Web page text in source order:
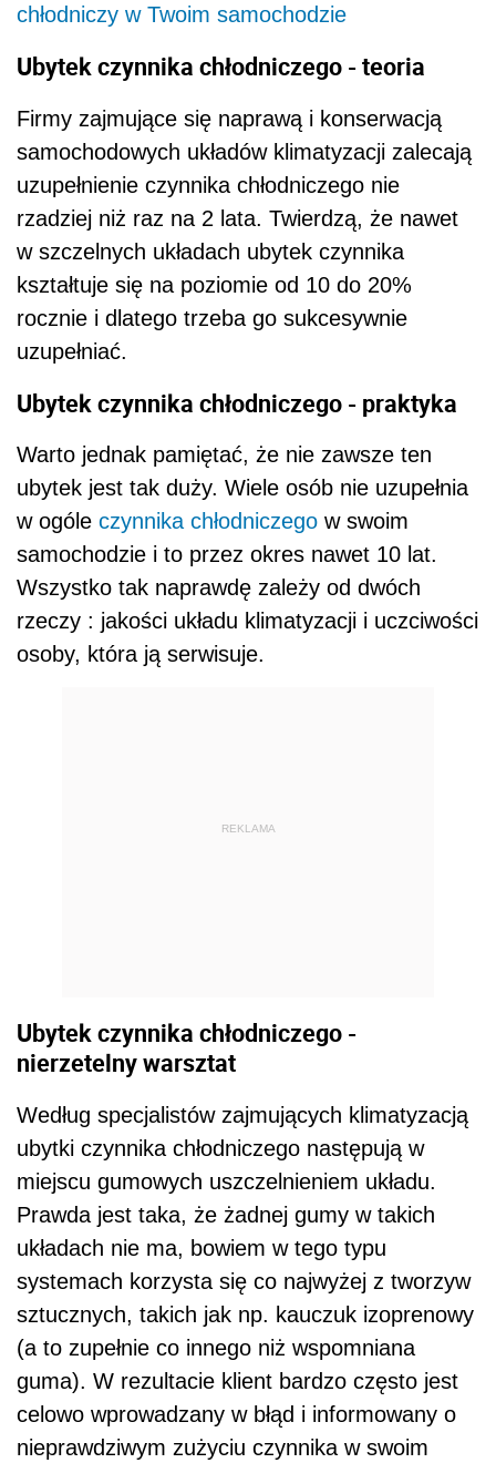
chłodniczy w Twoim samochodzie
Ubytek czynnika chłodniczego - teoria
Firmy zajmujące się naprawą i konserwacją
samochodowych układów klimatyzacji zalecają
uzupełnienie czynnika chłodniczego nie
rzadziej niż raz na 2 lata. Twierdzą, że nawet
w szczelnych układach ubytek czynnika
kształtuje się na poziomie od 10 do 20%
rocznie i dlatego trzeba go sukcesywnie
uzupełniać.
Ubytek czynnika chłodniczego - praktyka
Warto jednak pamiętać, że nie zawsze ten
ubytek jest tak duży. Wiele osób nie uzupełnia
w ogóle czynnika chłodniczego w swoim
samochodzie i to przez okres nawet 10 lat.
Wszystko tak naprawdę zależy od dwóch
rzeczy : jakości układu klimatyzacji i uczciwości
osoby, która ją serwisuje.
REKLAMA
Ubytek czynnika chłodniczego -
nierzetelny warsztat
Według specjalistów zajmujących klimatyzacją
ubytki czynnika chłodniczego następują w
miejscu gumowych uszczelnieniem układu.
Prawda jest taka, że żadnej gumy w takich
układach nie ma, bowiem w tego typu
systemach korzysta się co najwyżej z tworzyw
sztucznych, takich jak np. kauczuk izoprenowy
(a to zupełnie co innego niż wspomniana
guma). W rezultacie klient bardzo często jest
celowo wprowadzany w błąd i informowany o
nieprawdziwym zużyciu czynnika w swoim